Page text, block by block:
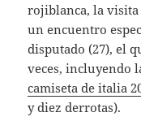
rojiblanca, la
un encuentro
disputado (27), el
veces, incluyendo
camiseta de italia
y diez derrotas).